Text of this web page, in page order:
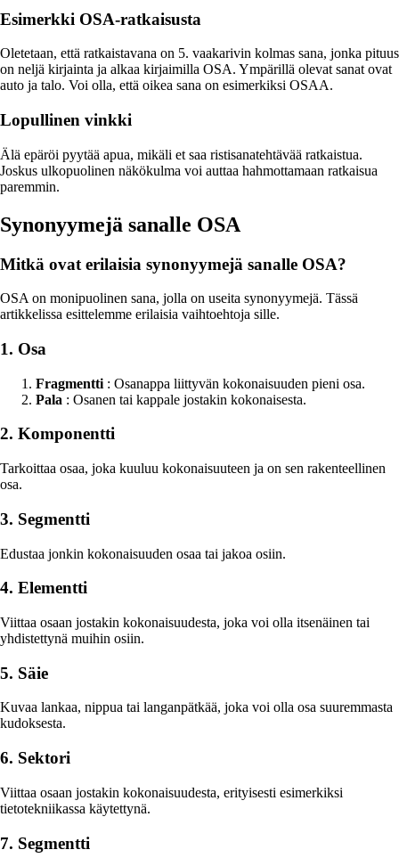
Esimerkki OSA-ratkaisusta
Oletetaan, että ratkaistavana on 5. vaakarivin kolmas sana, jonka pituus
on neljä kirjainta ja alkaa kirjaimilla OSA. Ympärillä olevat sanat ovat
auto ja talo. Voi olla, että oikea sana on esimerkiksi OSAA.
Lopullinen vinkki
Älä epäröi pyytää apua, mikäli et saa ristisanatehtävää ratkaistua.
Joskus ulkopuolinen näkökulma voi auttaa hahmottamaan ratkaisua
paremmin.
Synonyymejä sanalle OSA
Mitkä ovat erilaisia synonyymejä sanalle OSA?
OSA on monipuolinen sana, jolla on useita synonyymejä. Tässä
artikkelissa esittelemme erilaisia vaihtoehtoja sille.
1. Osa
Fragmentti : Osanappa liittyvän kokonaisuuden pieni osa.
Pala : Osanen tai kappale jostakin kokonaisesta.
2. Komponentti
Tarkoittaa osaa, joka kuuluu kokonaisuuteen ja on sen rakenteellinen
osa.
3. Segmentti
Edustaa jonkin kokonaisuuden osaa tai jakoa osiin.
4. Elementti
Viittaa osaan jostakin kokonaisuudesta, joka voi olla itsenäinen tai
yhdistettynä muihin osiin.
5. Säie
Kuvaa lankaa, nippua tai langanpätkää, joka voi olla osa suuremmasta
kudoksesta.
6. Sektori
Viittaa osaan jostakin kokonaisuudesta, erityisesti esimerkiksi
tietotekniikassa käytettynä.
7. Segmentti